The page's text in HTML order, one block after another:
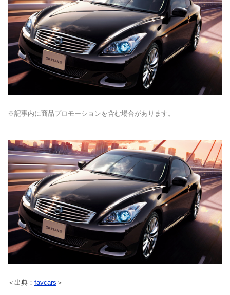
※記事内に商品プロモーションを含む場合があります。
＜出典： favcars ＞